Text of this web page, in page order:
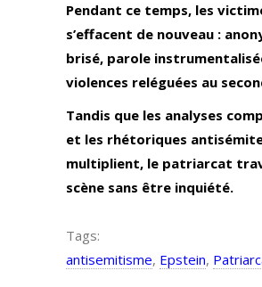
Pendant ce temps, les
s’effacent de nouveau :
brisé, parole
violences reléguées au
Tandis que les analyses
et les rhétoriques
multiplient, le patriarcat
scène sans être inquiété.
Tags:
antisemitisme, Epstein,